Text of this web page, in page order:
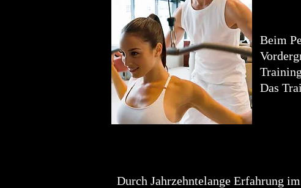
Beim
Das
Durch Jahrzehntelange Erfahrung